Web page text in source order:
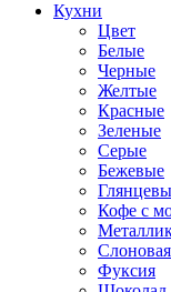
Кухни
Цвет
Белые
Черные
Желтые
Красные
Зеленые
Серые
Бежевые
Кофе с
Фуксия